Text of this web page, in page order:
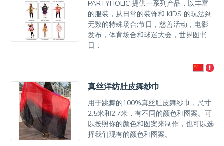
PARTYHOLIC 提供一系列产品，以丰富
的服装，从日常的装饰和 KIDS 的玩法到
无数的特殊场合;节日，慈善活动，电影
发布，体育场合和球迷大会，世界图书
日，
真丝洋纺肚皮舞纱巾
用于跳舞的100%真丝肚皮舞纱巾，尺寸
2.5米和2.7米，有不同的颜色和图案。可
以按照你的颜色和图案来制作，也可以选
择我们现有的颜色和图案。